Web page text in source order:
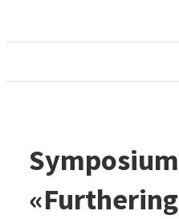
al
Symposium
«Furthering